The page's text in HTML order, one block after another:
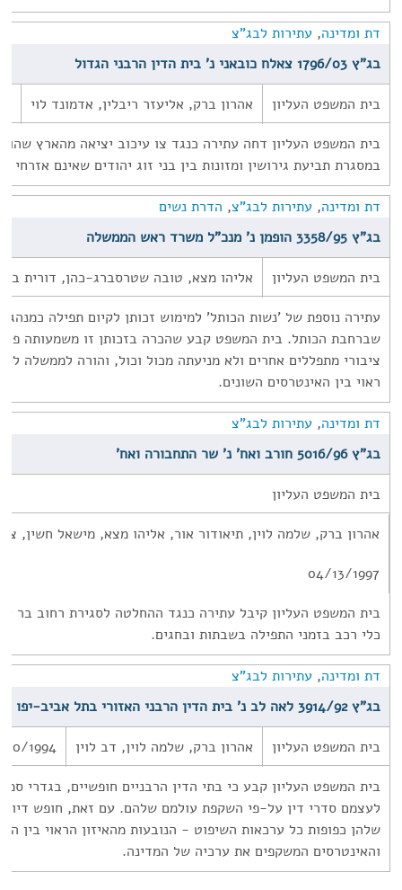
דת ומדינה,עתירות לבג"צ
בג"ץ 1796/03 צאלח כובאני נ' בית הדין הרבני הגדול
בית המשפט העליון אהרון ברק, אליעזר ריבלין, אדמונד לוי
בית המשפט העליון דחה עתירה כנגד צו עיכוב יציאה מהארץ
במסגרת תביעת גירושין ומזונות בין בני זוג יהודים שאינם אזרחי
דת ומדינה,עתירות לבג"צ, הדרת נשים
בג"ץ 3358/95 הופמן נ' מנכ"ל משרד ראש הממשלה
בית המשפט העליון
אליהו מצא, טובה שטרסברג-כהן, דורית
עתירה נוספת של 'נשות הכותל' למימוש זכותן לקיום תפילה
שברחבת הכותל. בית המשפט קבע שהכרה בזכותן זו משמעותה
ציבורי מתפללים אחרים ולא מניעתה מכול וכול, והורה לממשלה
ראוי בין האינטרסים השונים.
דת ומדינה,עתירות לבג"צ
בג"ץ 5016/96 חורב ואח' נ' שר התחבורה ואח'
בית המשפט העליון
אהרון ברק, שלמה לוין, תיאודור אור, אליהו מצא, מישאל חשין,
04/13/1997
בית המשפט העליון קיבל עתירה כנגד ההחלטה לסגירת רחוב בר
כלי רכב בזמני התפילה בשבתות ובחגים.
דת ומדינה,עתירות לבג"צ
בג"ץ 3914/92 לאה לב נ' בית הדין הרבני האזורי בתל אביב-יפו
בית המשפט העליון אהרון ברק, שלמה לוין, דב לוין
10/1994
בית המשפט העליון קבע כי בתי הדין הרבניים חופשיים, בגדרי
לעצמם סדרי דין על-פי השקפת עולמם שלהם. עם זאת, חופש
שלהן כפופות כל ערכאות השיפוט - הנובעות מהאיזון הראוי בין
והאינטרסים המשקפים את ערכיה של המדינה.